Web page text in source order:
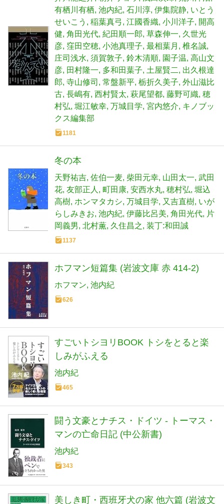
有栖川有栖 池内紀 石川淳 伊集院静 いとう
せいこう
稲葉真弓 江國香織 小川洋子
開高
健 角田光代 紀田順一郎 草森伸一 久世光
彦 窪田空穂 小池真理子 最相葉月
椎名誠
庄司浅水 須賀敦子 鈴木清順 園子温 高山文
彦 田村隆一 多和田葉子 土屋賢二
出久根達
郎 寺山修司 常盤新平 栃折久美子 外山滋比
古 長嶋有 西村賢太 萩尾望都 藤野可織 穂
村弘 堀江敏幸 万城目学 宮内悠介 キノブッ
クス編集部
1181
冬の本
天野祐吉 佐伯一麦 柴田元幸 山田太一 武田
花 友部正人 町田康 安西水丸 穂村弘 堀込
高樹 ホンマタカシ 万城目学 又吉直樹 いが
らしみきお 池内紀 伊藤比呂美 角田光代
片
岡義男 北村薫 久住昌之 装丁:和田誠
1137
ホフマン短篇集 (岩波文庫 赤 414-2)
ホフマン 池内紀
626
すごいトシヨリBOOK トシをとると楽
しみがふえる
池内紀
465
闘う文豪とナチス・ドイツ - トーマス・
マンの亡命日記 (中公新書)
池内紀
343
美しき町・西班牙犬の家 他六篇 (岩波文